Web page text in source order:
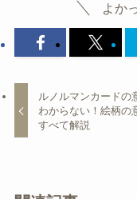
よか
ルノルマンカードの
わからない！絵柄の
すべて解説